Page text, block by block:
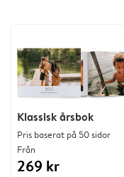
Klassisk årsbok
Pris baserat på 50 sidor
Från
269 kr